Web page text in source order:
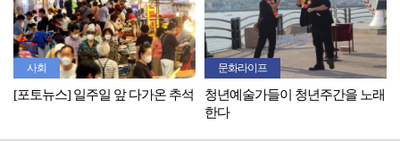
사회
[포토뉴스] 일주일 앞 다가온 추석
문화라이프
청년예술가들이 청년주간을 노래
한다